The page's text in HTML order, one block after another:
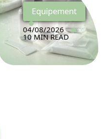
Equipement
04/08/2026
10 MIN READ